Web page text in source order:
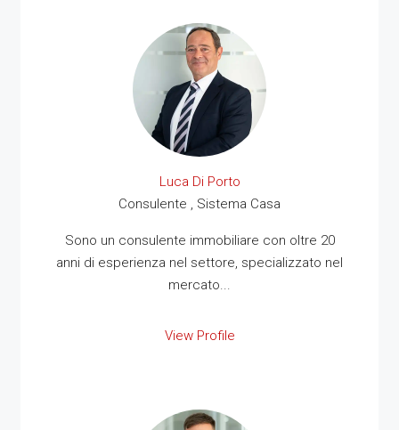
Luca Di Porto
Consulente , Sistema Casa
Sono un consulente immobiliare con oltre 20
anni di esperienza nel settore, specializzato nel
mercato...
View Profile